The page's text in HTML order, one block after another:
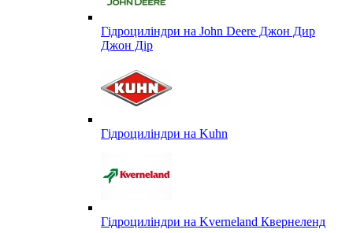
Гідроциліндри на John Deere Джон Дир
Джон Дір
Гідроциліндри на Kuhn
Гідроциліндри на Kverneland Квернеленд